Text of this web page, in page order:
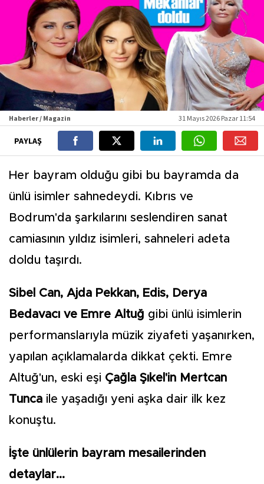
Haberler / Magazin 31 Mayıs 2026 Pazar 11:54
PAYLAŞ
Her bayram olduğu gibi bu bayramda da
ünlü isimler sahnedeydi. Kıbrıs ve
Bodrum'da şarkılarını seslendiren sanat
camiasının yıldız isimleri, sahneleri adeta
doldu taşırdı.
Sibel Can, Ajda Pekkan, Edis, Derya
Bedavacı ve Emre Altuğ gibi ünlü isimlerin
performanslarıyla müzik ziyafeti yaşanırken,
yapılan açıklamalarda dikkat çekti. Emre
Altuğ'un, eski eşi Çağla Şıkel'in Mertcan
Tunca ile yaşadığı yeni aşka dair ilk kez
konuştu.
İşte ünlülerin bayram mesailerinden
detaylar...